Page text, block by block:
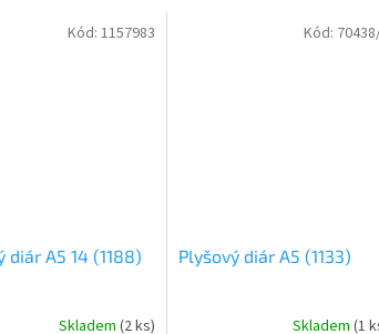
diár A5 14 (1188)
Skladem (2 ks)
Kód: 1157983
Plyšový diár A5 (1133)
Skladem (1
Kód: